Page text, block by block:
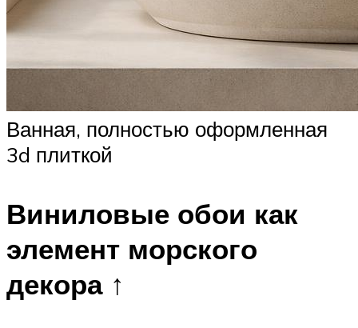
Ванная, полностью оформленная
3d плиткой
Виниловые обои как
элемент морского
декора ↑